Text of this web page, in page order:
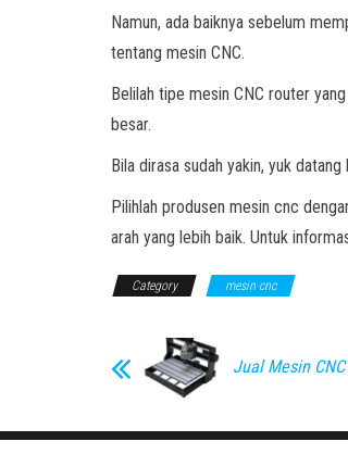
Namun, ada baiknya sebelum
tentang mesin CNC.
Belilah tipe mesin CNC router
besar.
Bila dirasa sudah yakin, yuk datang
Pilihlah produsen mesin cnc
arah yang lebih baik. Untuk
Category mesin cnc
Jual Mesin CNC